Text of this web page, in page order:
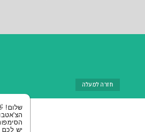
חזרה למעלה
שלום! 👋 אני
הצ'אטבוט של
הסימפונית
יש לכם שאלות?